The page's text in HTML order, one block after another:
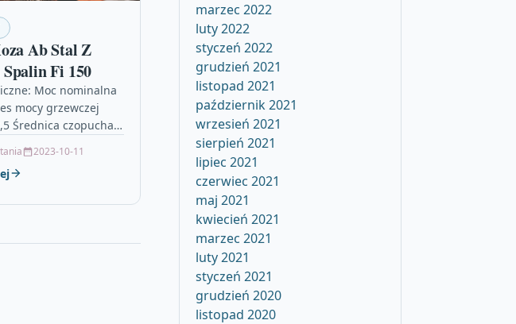
Ab Stal Z
Fi 150
Moc nominalna
mocy grzewczej
Średnica czopucha
(przy 13% O…
2023-10-11
marzec 2022
luty 2022
styczeń 2022
grudzień 2021
listopad 2021
październik 2021
wrzesień 2021
sierpień 2021
lipiec 2021
czerwiec 2021
maj 2021
kwiecień 2021
marzec 2021
luty 2021
styczeń 2021
grudzień 2020
listopad 2020